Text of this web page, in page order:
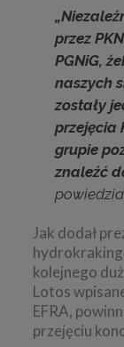
przez
PGNiG,
naszych
zostały
przejęcia
grupie
znaleźć
Jak dodał
kolejnego
Lotos
EFRA,
przejęciu